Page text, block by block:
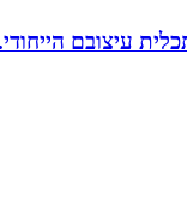
גר בחריש . כתובת